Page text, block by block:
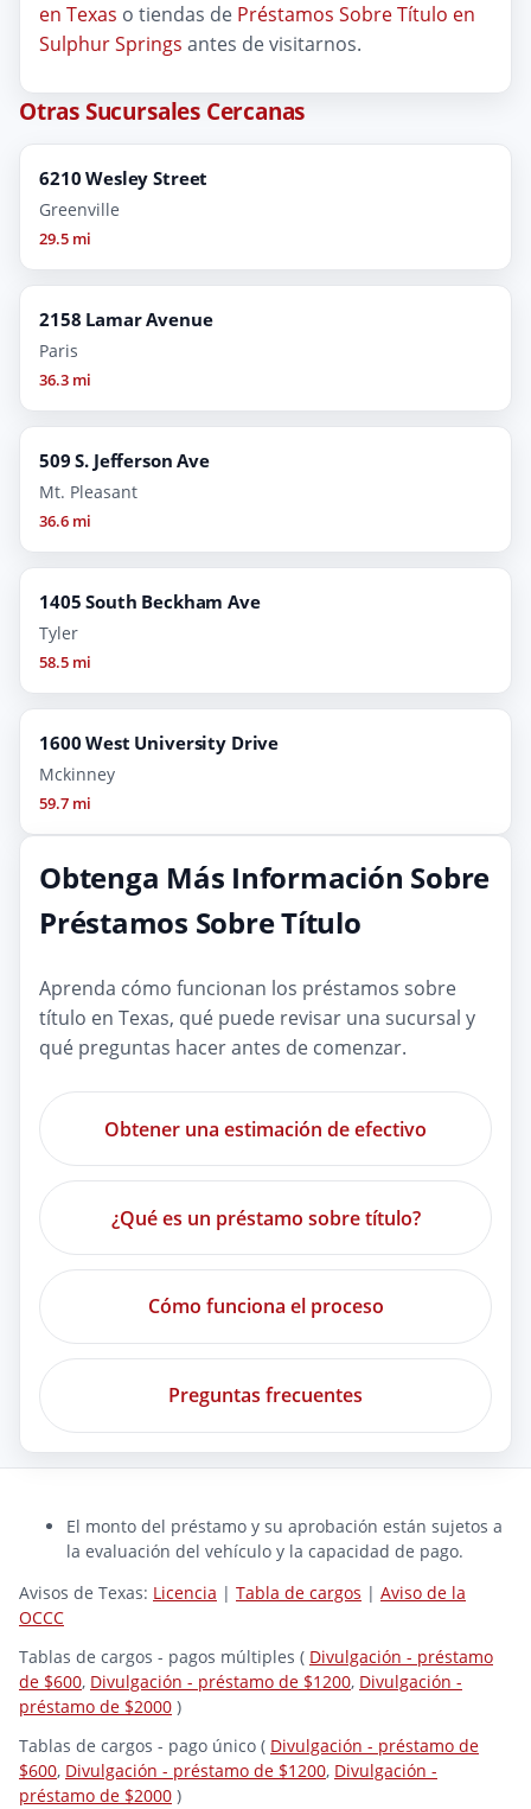
en Texas o tiendas de Préstamos Sobre Título en
Sulphur Springs antes de visitarnos.
Otras Sucursales Cercanas
6210 Wesley Street
Greenville
29.5 mi
2158 Lamar Avenue
Paris
36.3 mi
509 S. Jefferson Ave
Mt. Pleasant
36.6 mi
1405 South Beckham Ave
Tyler
58.5 mi
1600 West University Drive
Mckinney
59.7 mi
Obtenga Más Información Sobre
Préstamos Sobre Título
Aprenda cómo funcionan los préstamos sobre
título en Texas, qué puede revisar una sucursal y
qué preguntas hacer antes de comenzar.
Obtener una estimación de efectivo
¿Qué es un préstamo sobre título?
Cómo funciona el proceso
Preguntas frecuentes
El monto del préstamo y su aprobación están sujetos a
la evaluación del vehículo y la capacidad de pago.
Avisos de Texas: Licencia | Tabla de cargos | Aviso de la
OCCC
Tablas de cargos - pagos múltiples ( Divulgación - préstamo
de $600, Divulgación - préstamo de $1200, Divulgación -
préstamo de $2000 )
Tablas de cargos - pago único ( Divulgación - préstamo de
$600, Divulgación - préstamo de $1200, Divulgación -
préstamo de $2000 )